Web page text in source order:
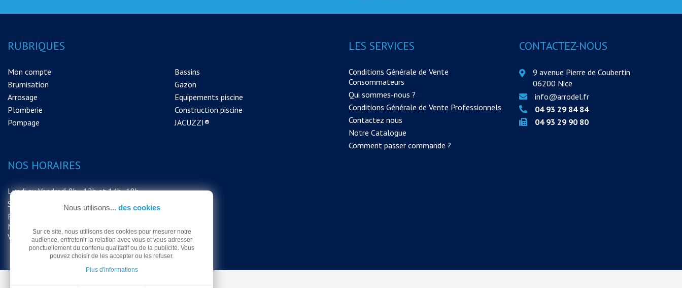
RUBRIQUES
Mon compte
Brumisation
Arrosage
Plomberie
Pompage
Bassins
Gazon
Equipements piscine
Construction piscine
JACUZZI®
LES SERVICES
Conditions Générale de Vente
Consommateurs
Qui sommes-nous ?
Conditions Générale de Vente Professionnels
Contactez nous
Notre Catalogue
Comment passer commande ?
NOS HORAIRES
Lundi au Vendredi 8h - 12h et 14h -18h
Samedi 8h - 12h
FERMETURE EXCEPTIONNELLE DU
MAGASIN LE SAMEDI 15 AOUT MERCI DE
VOTRE COMPRÉHENSION
CONTACTEZ-NOUS
9 avenue Pierre de Coubertin
06200 Nice
info@arrodel.fr
04 93 29 84 84
04 93 29 90 80
Nous utilisons... des cookies
Sur ce site, nous utilisons des cookies pour mesurer notre
audience, entretenir la relation avec vous et vous adresser
ponctuellement du contenu qualitatif ou de la publicité. Vous
pouvez choisir de les accepter ou les refuser.
Plus d'informations